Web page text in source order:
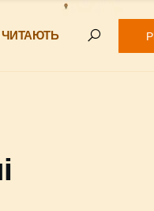
ЧИТАЮТЬ